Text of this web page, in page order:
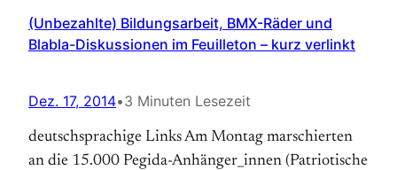
(Unbezahlte) Bildungsarbeit, BMX-Räder und
Blabla-Diskussionen im Feuilleton – kurz verlinkt
Dez. 17, 2014•3 Minuten Lesezeit
deutschsprachige Links Am Montag marschierten
an die 15.000 Pegida-Anhänger_innen (Patriotische